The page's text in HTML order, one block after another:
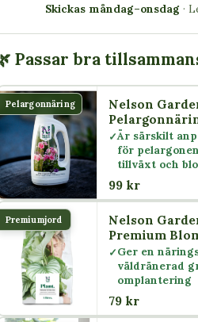
Skickas måndag–onsdag ·
Passar bra
Pelargonnäring
Nelson
mlÄr särskilt
för
tillväxt och
99 kr
Premiumjord
Nelson
Premium
LGer en
väldränerad
omplantering
79 kr